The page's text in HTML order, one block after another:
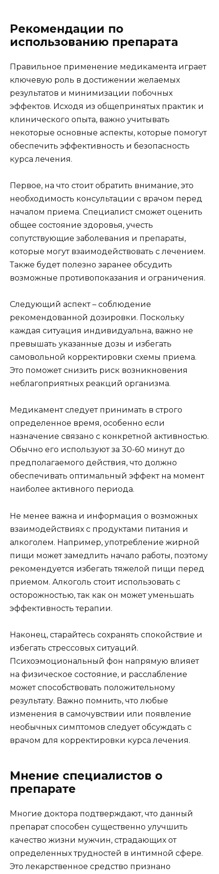
Рекомендации по
использованию препарата
Правильное применение медикамента играет
ключевую роль в достижении желаемых
результатов и минимизации побочных
эффектов. Исходя из общепринятых практик и
клинического опыта, важно учитывать
некоторые основные аспекты, которые помогут
обеспечить эффективность и безопасность
курса лечения.
Первое, на что стоит обратить внимание, это
необходимость консультации с врачом перед
началом приема. Специалист сможет оценить
общее состояние здоровья, учесть
сопутствующие заболевания и препараты,
которые могут взаимодействовать с лечением.
Также будет полезно заранее обсудить
возможные противопоказания и ограничения.
Следующий аспект – соблюдение
рекомендованной дозировки. Поскольку
каждая ситуация индивидуальна, важно не
превышать указанные дозы и избегать
самовольной корректировки схемы приема.
Это поможет снизить риск возникновения
неблагоприятных реакций организма.
Медикамент следует принимать в строго
определенное время, особенно если
назначение связано с конкретной активностью.
Обычно его используют за 30-60 минут до
предполагаемого действия, что должно
обеспечивать оптимальный эффект на момент
наиболее активного периода.
Не менее важна и информация о возможных
взаимодействиях с продуктами питания и
алкоголем. Например, употребление жирной
пищи может замедлить начало работы, поэтому
рекомендуется избегать тяжелой пищи перед
приемом. Алкоголь стоит использовать с
осторожностью, так как он может уменьшать
эффективность терапии.
Наконец, старайтесь сохранять спокойствие и
избегать стрессовых ситуаций.
Психоэмоциональный фон напрямую влияет
на физическое состояние, и расслабление
может способствовать положительному
результату. Важно помнить, что любые
изменения в самочувствии или появление
необычных симптомов следует обсуждать с
врачом для корректировки курса лечения.
Мнение специалистов о
препарате
Многие доктора подтверждают, что данный
препарат способен существенно улучшить
качество жизни мужчин, страдающих от
определенных трудностей в интимной сфере.
Это лекарственное средство признано